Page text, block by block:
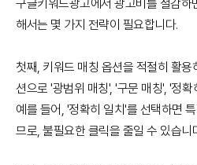
구글키워드광고에서 광고비를 절감하
해서는 몇 가지 전략이 필요합니다.
첫째, 키워드 매칭 옵션을 적절히 활용
션으로 '광범위 매칭', '구문 매칭', '정
예를 들어, '정확히 일치'를 선택하면
므로, 불필요한 클릭을 줄일 수 있습니